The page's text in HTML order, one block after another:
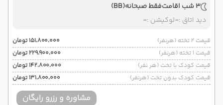
3 شب اقامت فقط صبحانه(BB)
دید اتاق :-لوکیشن :-
قیمت 2 تخته (هرنفر)
۱۵۱٬۸۰۰٬۰۰۰ تومان
قیمت 1 تخته (هرنفر)
۲۲۹٬۹۰۰٬۰۰۰ تومان
قیمت کودک با تخت (هر نفر)
۱۴۲٬۸۰۰٬۰۰۰ تومان
قیمت کودک بدون تخت (هرنفر)
۱۳۱٬۸۰۰٬۰۰۰ تومان
مشاوره و رزرو رایگان